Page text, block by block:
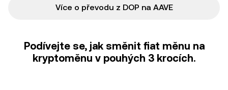
Více o převodu z DOP na AAVE
Podívejte se, jak směnit fiat měnu na
kryptoměnu v pouhých 3 krocích.